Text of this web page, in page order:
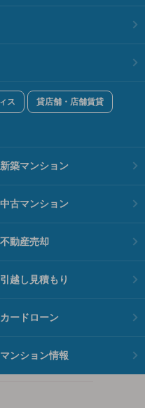
ス 貸店舗・店舗賃貸
新築マンション
中古マンション
不動産売却
引越し見積もり
カードローン
マンション情報